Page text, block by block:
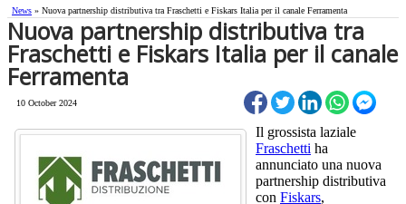
News » Nuova partnership distributiva tra Fraschetti e Fiskars Italia per il canale Ferramenta
Nuova partnership distributiva tra
Fraschetti e Fiskars Italia per il canale
Ferramenta
10 October 2024
Il grossista laziale
Fraschetti ha
annunciato una nuova
partnership distributiva
con Fiskars,